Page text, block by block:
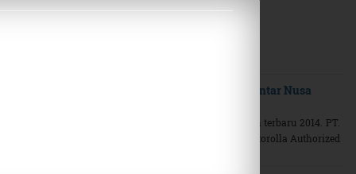
Lowongan Kerja Medan PT Media Antar Nusa
Medankerja.com, Lowongan kerja medan terbaru 2014. PT.
Media Antar Nusa (Nusanet ) adalah Motorolla Authorized